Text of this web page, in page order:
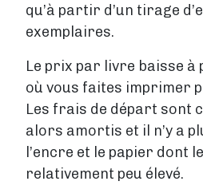
qu’à partir d’un tirage
exemplaires.
Le prix par livre baisse
où vous faites imprimer
Les frais de départ sont
alors amortis et il n’y a
l’encre et le papier dont
relativement peu élevé.